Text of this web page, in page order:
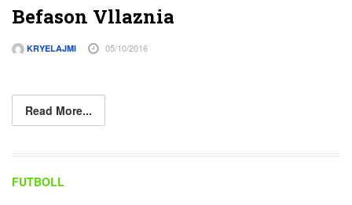
Befason Vllaznia
KRYELAJMI 05/10/2016
Read More...
FUTBOLL